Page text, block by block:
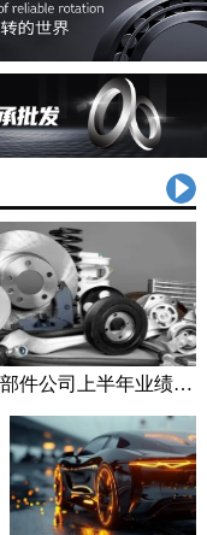
汽车零部件公司上半年业绩频预喜 加速拓展海外市场